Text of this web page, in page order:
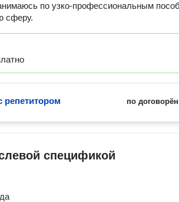
по узко-профессиональным
сферу.
по
репетитором
спецификой